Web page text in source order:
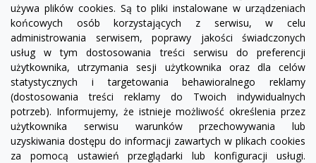
używa plików cookies. Są to pliki instalowane w urządzeniach
końcowych osób korzystających z serwisu, w celu
administrowania serwisem, poprawy jakości świadczonych
usług w tym dostosowania treści serwisu do preferencji
użytkownika, utrzymania sesji użytkownika oraz dla celów
statystycznych i targetowania behawioralnego reklamy
(dostosowania treści reklamy do Twoich indywidualnych
potrzeb). Informujemy, że istnieje możliwość określenia przez
użytkownika serwisu warunków przechowywania lub
uzyskiwania dostępu do informacji zawartych w plikach cookies
za pomocą ustawień przeglądarki lub konfiguracji usługi.